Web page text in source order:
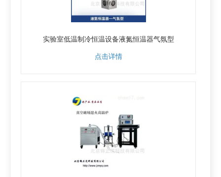
实验室低温制冷恒温设备液氮恒温器气氛型
点击详情